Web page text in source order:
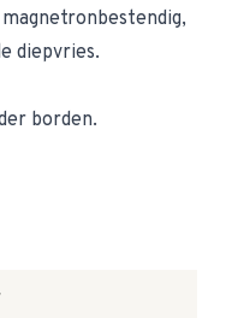
diepvries.
borden.